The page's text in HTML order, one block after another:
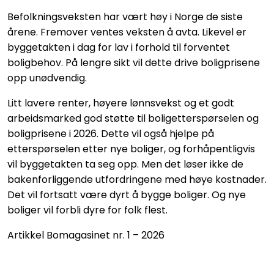
Befolkningsveksten har vært høy i Norge de siste
årene. Fremover ventes veksten å avta. Likevel er
byggetakten i dag for lav i forhold til forventet
boligbehov. På lengre sikt vil dette drive boligprisene
opp unødvendig.
Litt lavere renter, høyere lønnsvekst og et godt
arbeidsmarked god støtte til boligetterspørselen og
boligprisene i 2026. Dette vil også hjelpe på
etterspørselen etter nye boliger, og forhåpentligvis
vil byggetakten ta seg opp. Men det løser ikke de
bakenforliggende utfordringene med høye kostnader.
Det vil fortsatt være dyrt å bygge boliger. Og nye
boliger vil forbli dyre for folk flest.
Artikkel Bomagasinet nr. 1 – 2026